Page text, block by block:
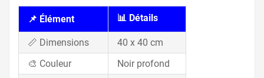
📌 Élément 📊 Détails
📏 Dimensions
40 x 40 cm
🎨 Couleur
Noir profond